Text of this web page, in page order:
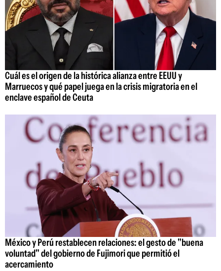
Cuál es el origen de la histórica alianza entre EEUU y
Marruecos y qué papel juega en la crisis migratoria en el
enclave español de Ceuta
México y Perú restablecen relaciones: el gesto de "buena
voluntad" del gobierno de Fujimori que permitió el
acercamiento